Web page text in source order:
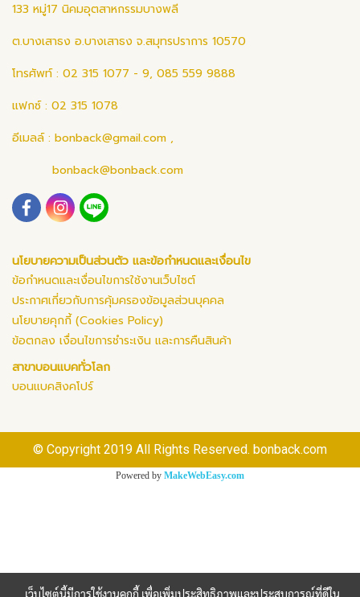
133 หมู่17 นิคมอุตสาหกรรมบางพลี
ต.บางเสาธง อ.บางเสาธง จ.สมุทรปราการ 10570
โทรศัพท์ : 02 315 1077 - 9, 085 559 9888
แฟกซ์ : 02 315 1078
อีเมลล์ : bonback@gmail.com ,
bonback@bonback.com
นโยบายความเป็นส่วนตัว และข้อกำหนดและเงื่อนไข
ข้อกำหนดและเงื่อนไขการใช้งานเว็บไซต์
ประกาศเกี่ยวกับการคุ้มครองข้อมูลส่วนบุคคล
นโยบายคุกกี้ (Cookies Policy)
ข้อตกลง เงื่อนไขการชำระเงิน และการคืนสินค้า
สาขาบอนแบคทั่วโลก
บอนแบคสิงคโปร์
© Copyright 2019 All Rights Reserved. bonback.com
Powered by MakeWebEasy.com
เว็บไซต์นี้มีการใช้งานคุกกี้ เพื่อเพิ่มประสิทธิภาพและประสบการณ์ที่ดีใน